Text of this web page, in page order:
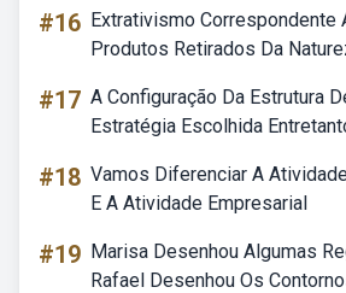
#16 Extrativismo Correspondente
Produtos Retirados Da
#17 A Configuração Da Estrutura
Estratégia Escolhida
#18 Vamos Diferenciar A
E A Atividade Empresarial
#19 Marisa Desenhou Algumas
Rafael Desenhou Os